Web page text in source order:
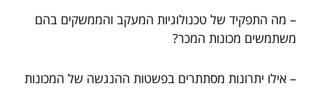
– מה התפקיד של טכנולוגיות המעקב והממשקים בהם
משתמשים מכונות המכר?
– אילו יתרונות מסתתרים בפשטות ההנגשה של המכונות